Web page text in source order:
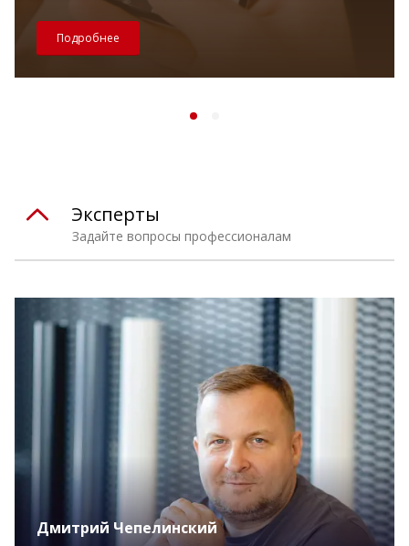
Подробнее
Задайте вопросы профессионалам
Эксперты
Дмитрий Чепелинский